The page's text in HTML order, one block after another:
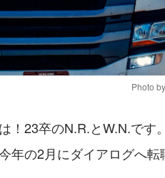
Photo by
！23卒のN.R.とW.N.です。
年の2月にダイアログへ